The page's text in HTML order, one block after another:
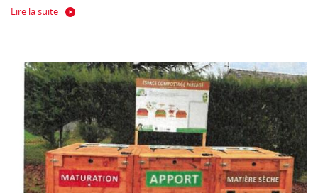
Lire la suite